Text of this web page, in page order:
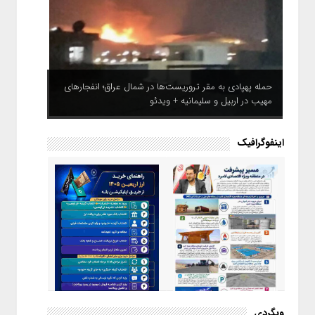
حمله پهپادی به مقر تروریست‌ها در شمال عراق؛ انفجارهای
مهیب در اربیل و سلیمانیه + ویدئو
اینفوگرافیک
اینفوگرافیک / راهنمای خرید ارز